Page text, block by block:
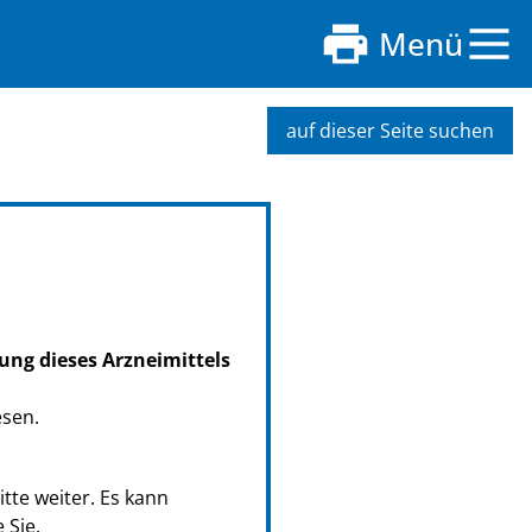
Menü
auf dieser Seite suchen
dieses Arzneimittels
weiter. Es kann
Sie.